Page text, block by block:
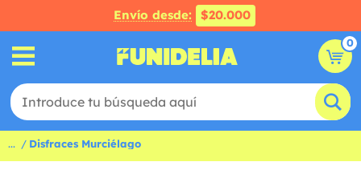
Envío desde: $20.000
0
... Disfraces Murciélago